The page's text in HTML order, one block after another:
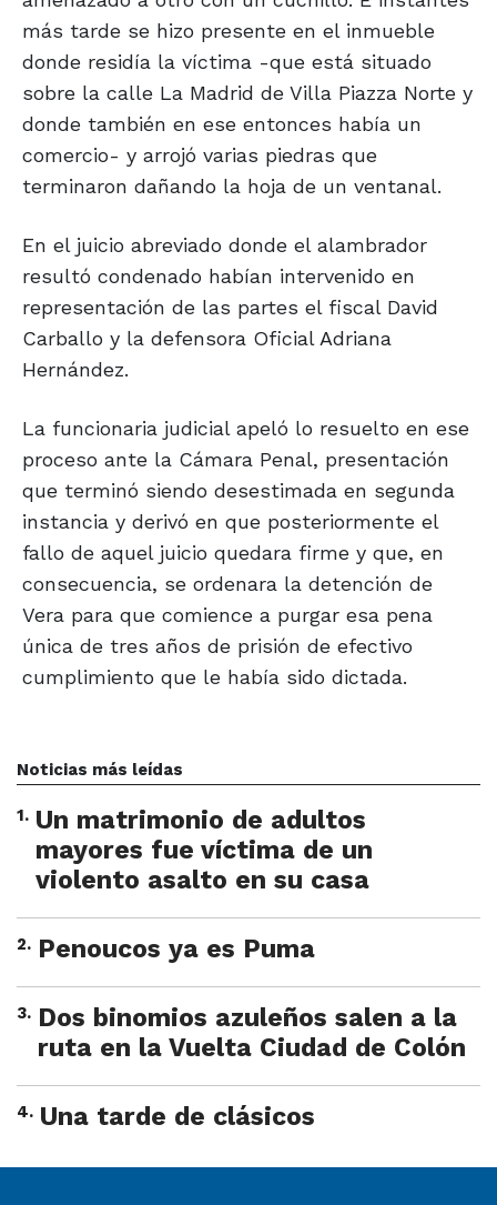
más tarde se hizo presente en el inmueble
donde residía la víctima -que está situado
sobre la calle La Madrid de Villa Piazza Norte y
donde también en ese entonces había un
comercio- y arrojó varias piedras que
terminaron dañando la hoja de un ventanal.
En el juicio abreviado donde el alambrador
resultó condenado habían intervenido en
representación de las partes el fiscal David
Carballo y la defensora Oficial Adriana
Hernández.
La funcionaria judicial apeló lo resuelto en ese
proceso ante la Cámara Penal, presentación
que terminó siendo desestimada en segunda
instancia y derivó en que posteriormente el
fallo de aquel juicio quedara firme y que, en
consecuencia, se ordenara la detención de
Vera para que comience a purgar esa pena
única de tres años de prisión de efectivo
cumplimiento que le había sido dictada.
Noticias más leídas
1. Un matrimonio de adultos
mayores fue víctima de un
violento asalto en su casa
2. Penoucos ya es Puma
3. Dos binomios azuleños salen a la
ruta en la Vuelta Ciudad de Colón
4. Una tarde de clásicos